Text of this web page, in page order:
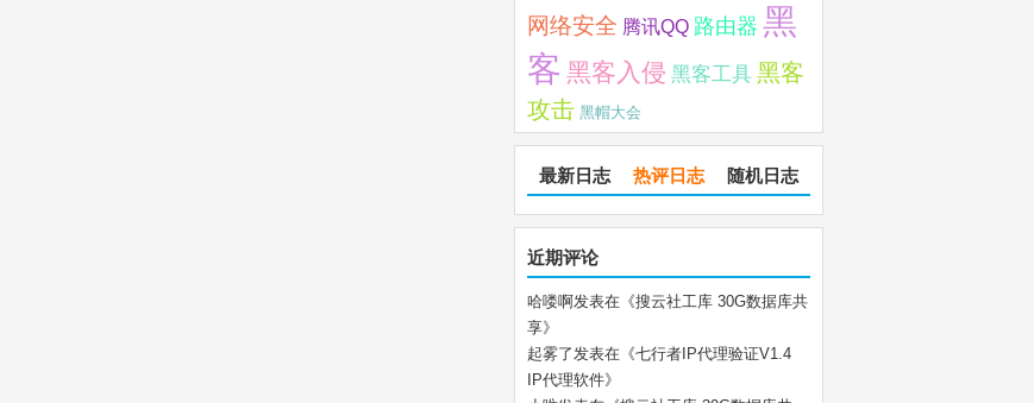
网络安全 腾讯QQ 路由器 黑
客 黑客入侵 黑客工具 黑客
攻击 黑帽大会
最新日志 热评日志 随机日志
近期评论
哈喽啊发表在《搜云社工库 30G数据库共
享》
起雾了发表在《七行者IP代理验证V1.4
IP代理软件》